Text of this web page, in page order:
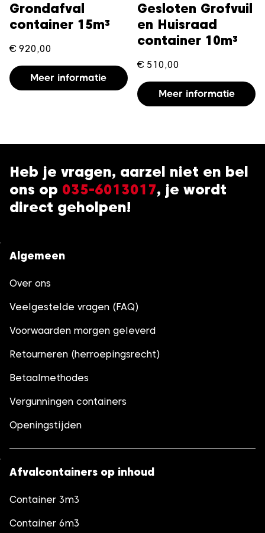
Grondafval
container 15m³
€ 920,00
Meer informatie
Gesloten Grofvuil
en Huisraad
container 10m³
€ 510,00
Meer informatie
Heb je vragen, aarzel niet en bel
ons op 035-6013017, je wordt
direct geholpen!
Algemeen
Over ons
Veelgestelde vragen (FAQ)
Voorwaarden morgen geleverd
Retourneren (herroepingsrecht)
Betaalmethodes
Vergunningen containers
Openingstijden
Afvalcontainers op inhoud
Container 3m3
Container 6m3